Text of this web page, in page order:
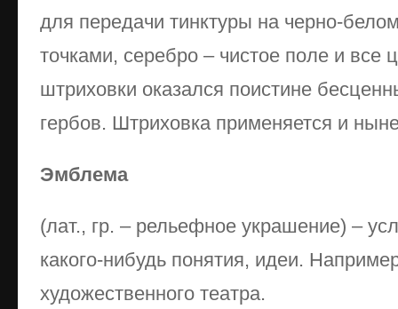
для передачи тинктуры на черно-
точками, серебро – чистое поле и
штриховки оказался поистине
гербов. Штриховка применяется и
Эмблема
(лат., гр. – рельефное украшение) –
какого-нибудь понятия, идеи.
художественного театра.